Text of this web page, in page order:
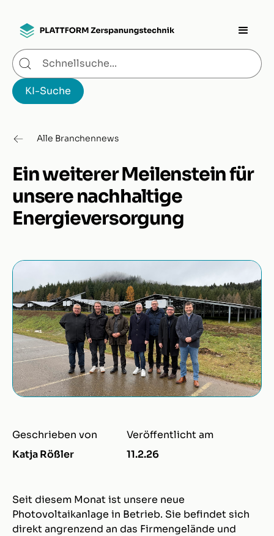
Alle Branchennews
Ein weiterer Meilenstein für
unsere nachhaltige
Energieversorgung
Geschrieben von
Katja Rößler
Veröffentlicht am
11.2.26
Seit diesem Monat ist unsere neue
Photovoltaikanlage in Betrieb. Sie befindet sich
direkt angrenzend an das Firmengelände und